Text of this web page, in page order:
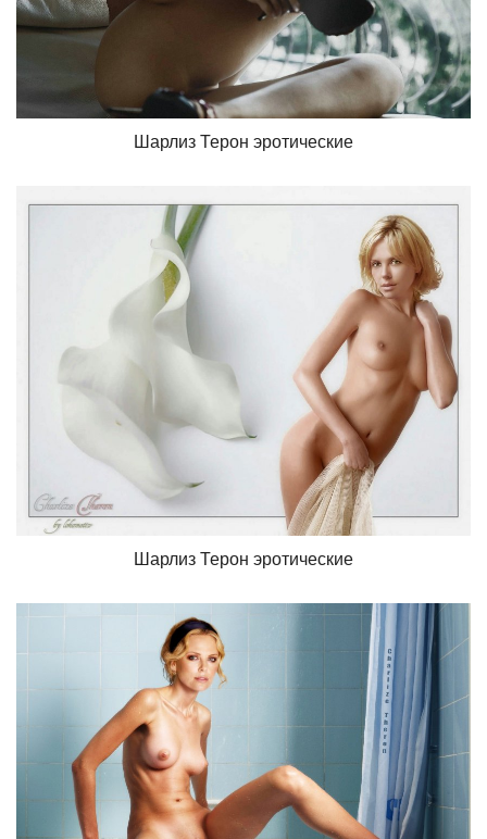
Шарлиз Терон эротические
Шарлиз Терон эротические